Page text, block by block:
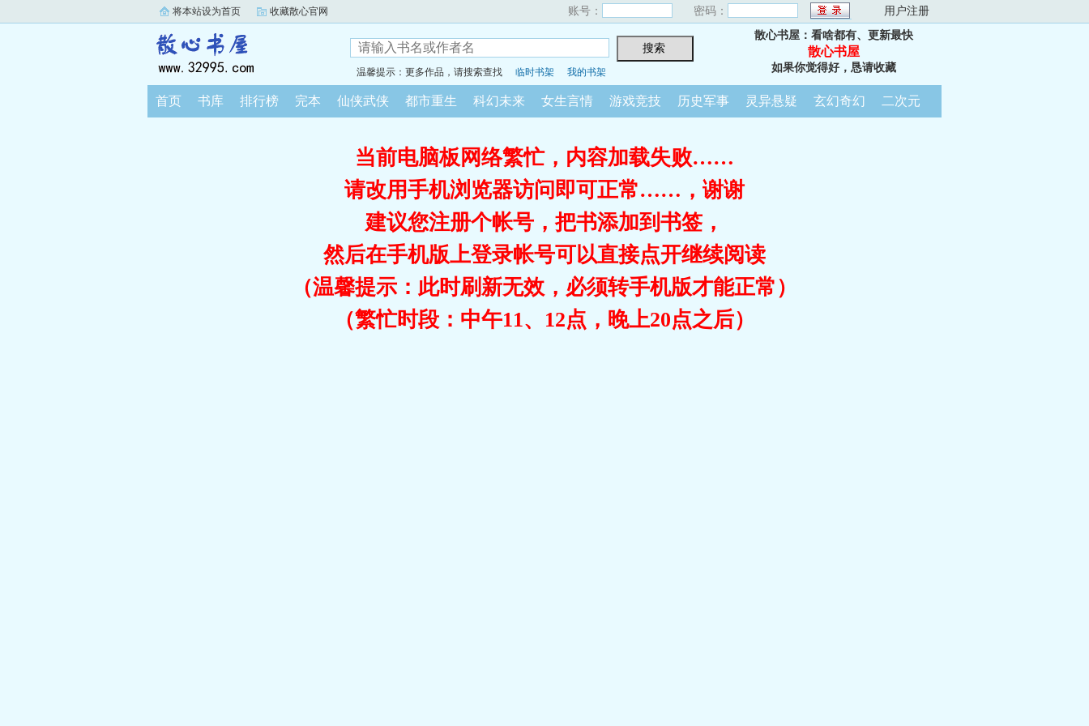
将本站设为首页 收藏散心官网 账号： 密码： 用户注册
温馨提示：更多作品，请搜索查找 临时书架 我的书架
散心书屋：看啥都有、更新最快
散心书屋
如果你觉得好，恳请收藏
首页 书库 排行榜 完本 仙侠武侠 都市重生 科幻未来 女生言情 游戏竞技 历史军事 灵异悬疑 玄幻奇幻 二次元
当前电脑板网络繁忙，内容加载失败……
请改用手机浏览器访问即可正常……，谢谢
建议您注册个帐号，把书添加到书签，
然后在手机版上登录帐号可以直接点开继续阅读
（温馨提示：此时刷新无效，必须转手机版才能正常）
（繁忙时段：中午11、12点，晚上20点之后）